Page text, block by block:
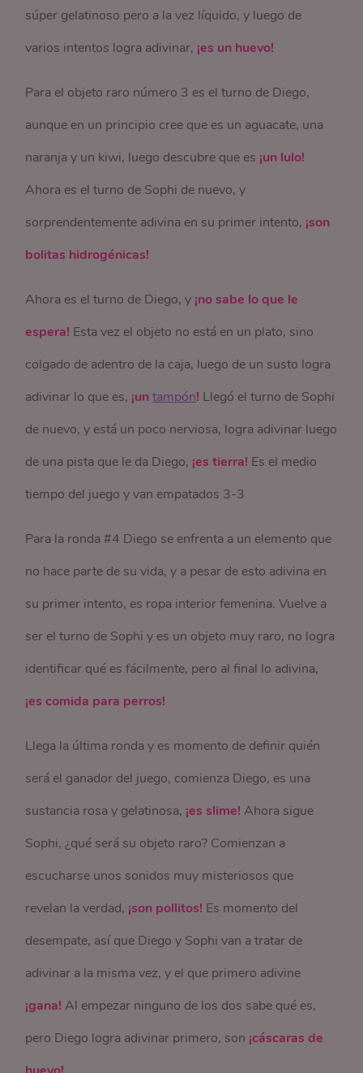
súper gelatinoso pero a la vez líquido, y luego de
varios intentos logra adivinar, ¡es un huevo!
Para el objeto raro número 3 es el turno de Diego,
aunque en un principio cree que es un aguacate, una
naranja y un kiwi, luego descubre que es ¡un lulo!
Ahora es el turno de Sophi de nuevo, y
sorprendentemente adivina en su primer intento, ¡son
bolitas hidrogénicas!
Ahora es el turno de Diego, y ¡no sabe lo que le
espera! Esta vez el objeto no está en un plato, sino
colgado de adentro de la caja, luego de un susto logra
adivinar lo que es, ¡untampón! Llegó el turno de Sophi
de nuevo, y está un poco nerviosa, logra adivinar luego
de una pista que le da Diego, ¡es tierra! Es el medio
tiempo del juego y van empatados 3-3
Para la ronda #4 Diego se enfrenta a un elemento que
no hace parte de su vida, y a pesar de esto adivina en
su primer intento, es ropa interior femenina. Vuelve a
ser el turno de Sophi y es un objeto muy raro, no logra
identificar qué es fácilmente, pero al final lo adivina,
¡es comida para perros!
Llega la última ronda y es momento de definir quién
será el ganador del juego, comienza Diego, es una
sustancia rosa y gelatinosa, ¡es slime!Ahora sigue
Sophi, ¿qué será su objeto raro? Comienzan a
escucharse unos sonidos muy misteriosos que
revelan la verdad, ¡son pollitos! Es momento del
desempate, así que Diego y Sophi van a tratar de
adivinar a la misma vez, y el que primero adivine
¡gana!Al empezar ninguno de los dos sabe qué es,
pero Diego logra adivinar primero, son ¡cáscaras de